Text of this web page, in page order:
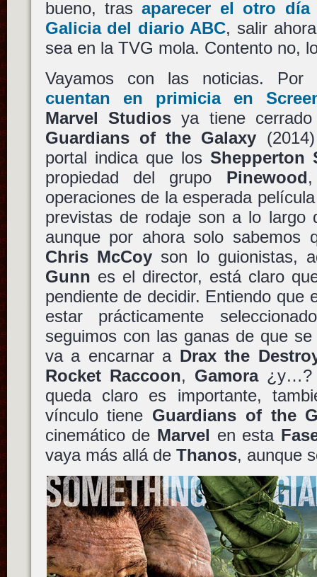
bueno, trasaparecer el otro
Galicia del diario ABC, salir
sea en la TVG mola. Contento no,
Vayamos con las noticias.
cuentan en primicia en
Marvel Studiosya tiene
Guardians of the Galaxy
portal indica que losShepperton
propiedad del grupo Pinewood
operaciones de la esperada
previstas de rodaje son a lo largo
aunque por ahora solo sabemos
Chris McCoyson lo guionistas,
Gunn es el director, está claro
pendiente de decidir. Entiendo que
estar prácticamente
seguimos con las ganas de que
va a encarnar a Drax the
Rocket Raccoon, Gamora¿y…?
queda claro es importante,
vínculo tiene Guardians of the
cinemático de Marvel en esta
vaya más allá de Thanos, aunque